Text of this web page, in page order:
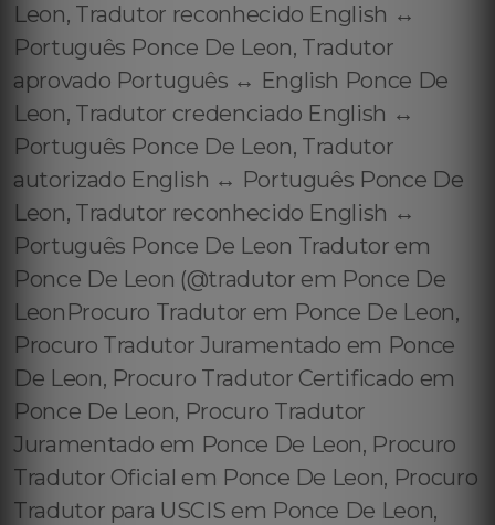
Leon, Tradutor reconhecido English ↔️
Português Ponce De Leon, Tradutor
aprovado Português ↔️ English Ponce De
Leon, Tradutor credenciado English ↔️
Português Ponce De Leon, Tradutor
autorizado English ↔️ Português Ponce De
Leon, Tradutor reconhecido English ↔️
Português Ponce De Leon Tradutor em
Ponce De Leon (@tradutor em Ponce De
LeonProcuro Tradutor em Ponce De Leon,
Procuro Tradutor Juramentado em Ponce
De Leon, Procuro Tradutor Certificado em
Ponce De Leon, Procuro Tradutor
Juramentado em Ponce De Leon, Procuro
Tradutor Oficial em Ponce De Leon, Procuro
Tradutor para USCIS em Ponce De Leon,